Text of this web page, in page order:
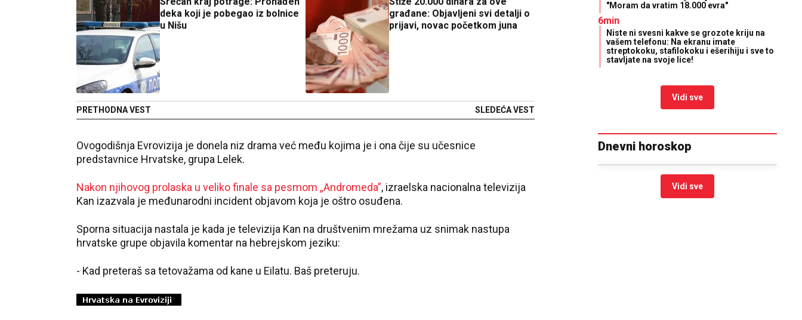
deka koji je pobegao iz bolnice
u Nišu
PRETHODNA VEST
građane: Objavljeni svi detalji o
prijavi, novac početkom juna
SLEDEĆA VEST
Ovogodišnja Evrovizija je donela niz drama već među kojima je i ona čije su učesnice
predstavnice Hrvatske, grupa Lelek.
Nakon njihovog prolaska u veliko finale sa pesmom „Andromeda”, izraelska nacionalna televizija
Kan izazvala je međunarodni incident objavom koja je oštro osuđena.
Sporna situacija nastala je kada je televizija Kan na društvenim mrežama uz snimak nastupa
hrvatske grupe objavila komentar na hebrejskom jeziku:
- Kad preteraš sa tetovažama od kane u Eilatu. Baš preteruju.
"Moram da vratim 18.000 evra"
6min
Niste ni svesni kakve se grozote kriju na
vašem telefonu: Na ekranu imate
streptokoku, stafilokoku i ešerihiju i sve to
stavljate na svoje lice!
Vidi sve
Dnevni horoskop
Vidi sve